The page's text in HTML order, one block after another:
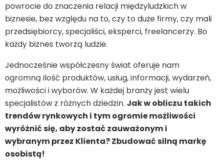
powrocie do znaczenia relacji międzyludzkich w
biznesie, bez względu na to, czy to duże firmy, czy mali
przedsiębiorcy, specjaliści, eksperci, freelancerzy. Bo
każdy biznes tworzą ludzie.
Jednocześnie współczesny świat oferuje nam
ogromną ilość produktów, usług, informacji, wydarzeń,
możliwości i wyborów. W każdej branży jest wielu
specjalistów z różnych dziedzin. Jak w obliczu takich
trendów rynkowych i tym ogromie możliwości
wyróżnić się, aby zostać zauważonym i
wybranym przez Klienta? Zbudować silną markę
osobistą!